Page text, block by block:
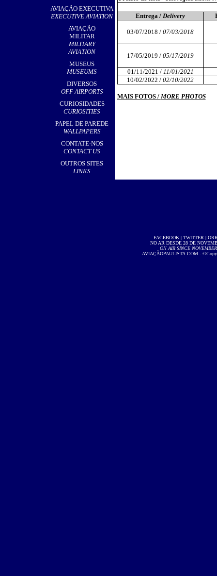
AVIAÇÃO EXECUTIVA
EXECUTIVE AVIATION
AVIAÇÃO
MILITAR
MILITARY
AVIATION
MUSEUS
MUSEUMS
DIVERSOS
OFF AIRPORTS
CURIOSIDADES
CURIOSITIES
PAPEL DE PAREDE
WALLPAPERS
CONTATE-NOS
CONTACT US
OUTROS SITES
LINKS
Entrega / Delivery
03/07/2018 / 07/03/2018
17/05/2019 / 05/17/2019
01/11/2021 / 11/01/2021
10/02/2022 / 02/10/2022
MAIS FOTOS / MORE PHOTOS
FACEBOOK| TWITTER |
NO AR DESDE 28 DE
ON AIR SINCE
AVIAÇÃOPAULISTA.COM -